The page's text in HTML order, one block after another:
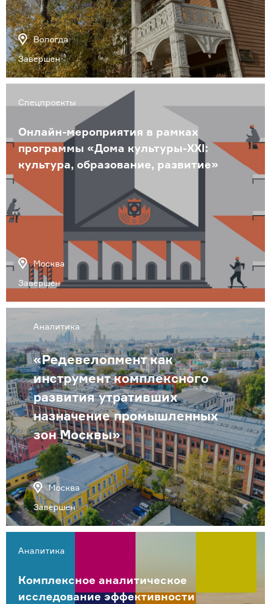
Вологда
Завершен
Спецпроекты
Онлайн-мероприятия в рамках
программы «Дома культуры-XXI:
культура, образование, развитие»
Москва
Завершен
Аналитика
«Редевелопмент как
инструмент комплексного
развития утративших
назначение промышленных
зон Москвы»
Москва
Завершен
Аналитика
Комплексное аналитическое
исследование эффективности